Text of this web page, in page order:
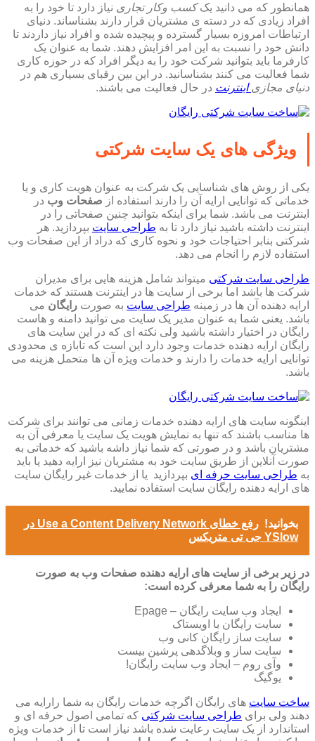
همانطور که می دانید یککسب وکار تجاری نیاز دارد تا خود را به
افراد زیادی که در دسته ی مشتریان قرار دارند بشناساند. دنیای
ارتباطات امروزه بسیار گسترده و پیچیده شده و افراد نیاز داردند تا
دانش خود را نسبت به این امر افزایش دهند. شما به عنوان یک
کارفرما باید بتوانید شرکت خود را به دیگر افراد که در حوزه کاری
شما فعالیت می کنند بشناسانید. در این بین رقبای بسیاری هم در
دنیای مجازیاینترنت در حال فعالیت می باشند.
ویژگی های یک سایت شرکتی
یکی از روش های شناسایی یک شرکت به عنوان هویت کاری و یا
خدماتی که توانایی ارایه آن را دارند استفاده از صفحات وب در
اینترنت می باشد. شما برای اینکه بتوانید چنین صفحاتی را در
اینترنت داشته باشید نیاز دارد تا به طراحی سایت بپردازید. هر
شرکتی بنابر احتیاجات خود و نحوه کاری که دراد از این صفحات وب
استفاده لازم را انجام می دهد.
طراحی سایت شرکتی میتواند شامل هزینه هایی برای مدیران
شرکت ها باشد اما برخی از سایت ها در اینترنت هستند که خدمات
ارایه دهنده آن ها در زمینه طراحی سایت به صورت رایگان می
باشد. یعنی شما به عنوان مدیر یک سایت می توانید دامنه و هاست
رایگان در اختیار داشته باشید ولی نکته ای که در این سایت های
رایگان ارایه دهنده خدمات وجود دارد این است که تابازه ی محدودی
توانایی ارایه خدمات را دارند و خدمات ویژه آن ها متحمل هزینه می
باشد.
اینگونه سایت های ارایه دهنده خدمات زمانی می توانند برای شرکت
ها مناسب باشند که تنها به نمایش هویت یک سایت یا معرفی آن به
مشتریان باشد و در صورتی که شما نیاز داشه باشید که خدماتی به
صورت آنلاین از طریق سایت خود به مشتریان نیز ارایه دهید یا باید
به طراحی سایت حرفه ای بپردازید یا از خدمات غیر رایگان سایت
های ارایه دهنده رایگان سایت استفاده نمایید.
بخوانید!
رفع خطای Use a Content Delivery Network در
YSlow جی تی متریکس
در زیر برخی از سایت های ارایه دهنده صفحات وب به صورت
رایگان را به شما معرفی کرده است:
ایجاد وب سایت رایگان – Epage
سایت رایگان با اویستاک
سایت ساز رایگان کانی وب
سایت ساز و وبلاگدهی پرشین بیست
وآی روم – ایجاد وب سایت رایگان!
یوگیگ
ساخت سایت های رایگان اگرچه خدمات رایگان به شما رارایه می
دهند ولی برای طراحی سایت شرکتی که تمامی اصول حرفه ای و
استاندارد از یک سایت رعایت شده باشد نیاز است تا از خدمات ویژه